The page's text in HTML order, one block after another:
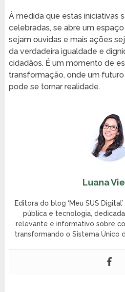
À medida que estas iniciativas
celebradas, se abre um
sejam ouvidas e mais ações
da verdadeira igualdade e
cidadãos. É um momento de
transformação, onde um
pode se tornar realidade.
Luana
Editora do blog ‘Meu SUS
pública e tecnologia,
relevante e informativo sobre
transformando o Sistema Único